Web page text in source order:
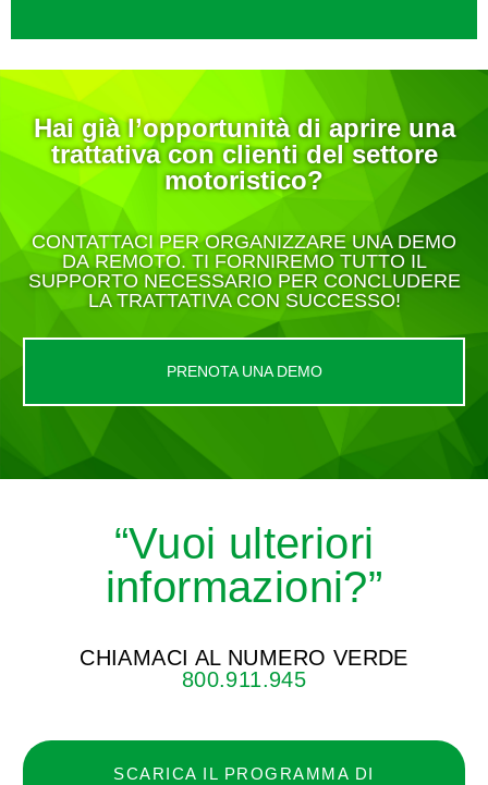
Hai già l’opportunità di aprire una
trattativa con clienti del settore
motoristico?
CONTATTACI PER ORGANIZZARE UNA DEMO
DA REMOTO. TI FORNIREMO TUTTO IL
SUPPORTO NECESSARIO PER CONCLUDERE
LA TRATTATIVA CON SUCCESSO!
PRENOTA UNA DEMO
“Vuoi ulteriori
informazioni?”
CHIAMACI AL NUMERO VERDE
800.911.945
SCARICA IL PROGRAMMA DI